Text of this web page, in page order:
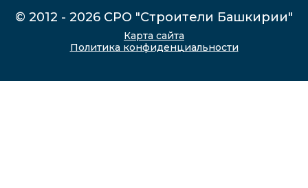
© 2012 - 2026 СРО "Строители Башкирии"
Карта сайта
Политика конфиденциальности